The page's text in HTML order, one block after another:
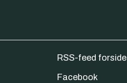
RSS-feed forside
Facebook